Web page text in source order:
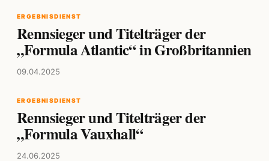
ERGEBNISDIENST
Rennsieger und Titelträger der
„Formula Atlantic“ in Großbritannien
09.04.2025
ERGEBNISDIENST
Rennsieger und Titelträger der
„Formula Vauxhall“
24.06.2025